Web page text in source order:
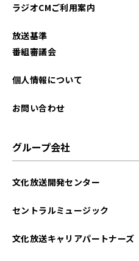
2023年12月
2023年06月
ラジオCMご利用案内
放送基準
番組審議会
個人情報について
お問い合わせ
グループ会社
文化放送開発センター
セントラルミュージック
文化放送キャリアパートナーズ